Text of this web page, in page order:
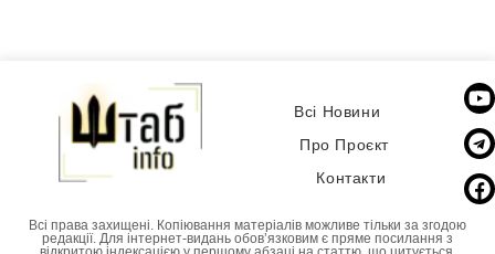
Всі Новини
Про Проєкт
Контакти
Всі права захищені. Копіювання матеріалів можливе тільки за згодою
редакції. Для інтернет-видань обовʼязковим є пряме посилання з